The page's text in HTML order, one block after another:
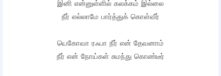
இனி என்னுள்ளில் கலக்கம் இல்லை
நீர் எல்லாமே பார்த்துக் கொள்வீர்
யெகோவா ரஃபா நீர் என் தேவனாம்
நீர் என் நோய்கள் சுமந்து கொண்டீர்